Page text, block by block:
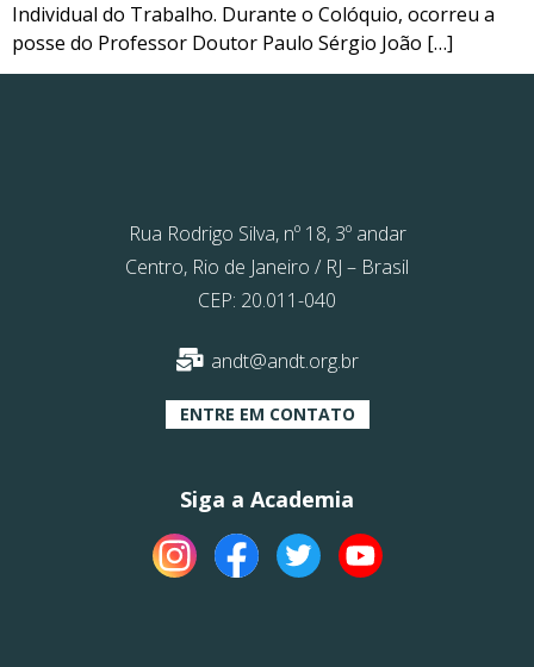
Individual do Trabalho. Durante o Colóquio, ocorreu a
posse do Professor Doutor Paulo Sérgio João […]
Rua Rodrigo Silva, nº 18, 3º andar
Centro, Rio de Janeiro / RJ – Brasil
CEP: 20.011-040
andt@andt.org.br
ENTRE EM CONTATO
Siga a Academia